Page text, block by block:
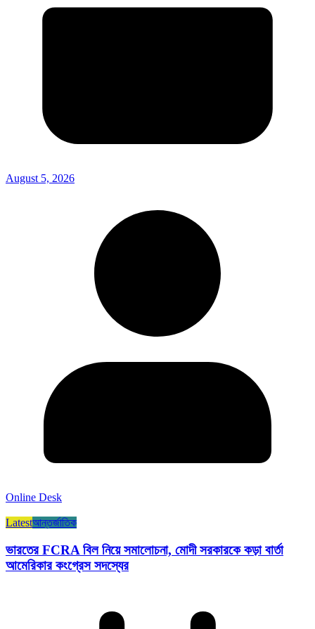
August 5, 2026
Online Desk
Latestআন্তর্জাতিক
ভারতের FCRA বিল নিয়ে সমালোচনা, মোদী সরকারকে কড়া বার্তা
আমেরিকার কংগ্রেস সদস্যের